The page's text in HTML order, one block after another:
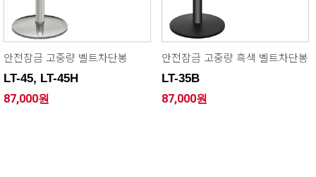
안전잠금 고중량 벨트차단봉
LT-45, LT-45H
87,000원
안전잠금 고중량 흑색 벨트차단봉
LT-35B
87,000원